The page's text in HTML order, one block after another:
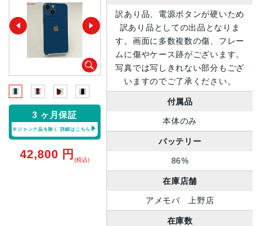
3 ヶ月保証
※ジャンク品を除く 詳細はこちら
42,800 円 (税込)
訳あり品、電源ボタンが硬いため
訳あり品としての出品となりま
す。画面に多数複数の傷、フレー
ムに傷やケース跡がございます。
写真では写しきれない部分もござ
いますのでご了承ください。
付属品
本体のみ
バッテリー
86%
在庫店舗
アメモバ 上野店
在庫数